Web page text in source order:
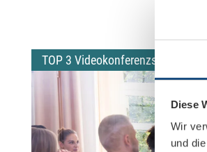
Diese
Wir
und
TOP 3 Videokonferenzsysteme